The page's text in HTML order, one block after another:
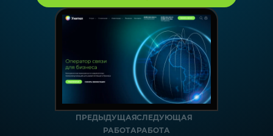
ПРЕДЫДУЩАЯ
РАБОТА
СЛЕДУЮЩАЯ
РАБОТА